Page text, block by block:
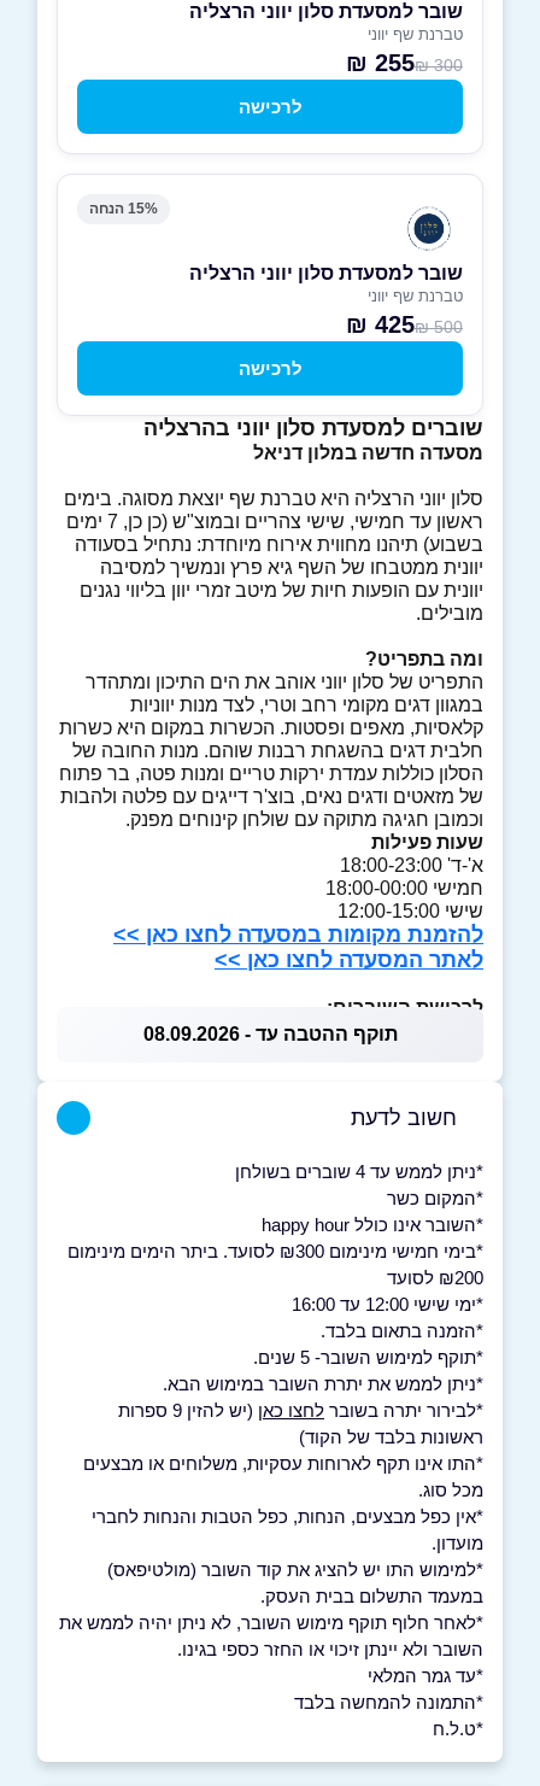
שובר למסעדת סלון יווני הרצליה
טברנת שף יווני
300 ₪
255 ₪
לרכישה
15% הנחה
שובר למסעדת סלון יווני הרצליה
טברנת שף יווני
500 ₪
425 ₪
לרכישה
שוברים למסעדת סלון יווני בהרצליה
מסעדה חדשה במלון דניאל
סלון יווני הרצליה היא טברנת שף יוצאת מסוגה. בימים
ראשון עד חמישי, שישי צהריים ובמוצ"ש (כן כן, 7 ימים
בשבוע) תיהנו מחווית אירוח מיוחדת: נתחיל בסעודה
יוונית ממטבחו של השף גיא פרץ ונמשיך למסיבה
יוונית עם הופעות חיות של מיטב זמרי יוון בליווי נגנים
מובילים.
ומה בתפריט?
התפריט של סלון יווני אוהב את הים התיכון ומתהדר
במגוון דגים מקומי רחב וטרי, לצד מנות יווניות
קלאסיות, מאפים ופסטות. הכשרות במקום היא כשרות
חלבית דגים בהשגחת רבנות שוהם. מנות החובה של
הסלון כוללות עמדת ירקות טריים ומנות פטה, בר פתוח
של מזאטים ודגים נאים, בוצ'ר דייגים עם פלטה ולהבות
וכמובן חגיגה מתוקה עם שולחן קינוחים מפנק.
שעות פעילות
א'-ד' 18:00-23:00
חמישי 18:00-00:00
שישי 12:00-15:00
להזמנת מקומות במסעדה לחצו כאן >>
לאתר המסעדה לחצו כאן >>
לרכישת השוברים:
תוקף ההטבה עד - 08.09.2026
חשוב לדעת
*ניתן לממש עד 4 שוברים בשולחן
*המקום כשר
*השובר אינו כולל happy hour
*בימי חמישי מינימום ₪300 לסועד. ביתר הימים מינימום
₪200 לסועד
*ימי שישי 12:00 עד 16:00
*הזמנה בתאום בלבד.
*תוקף למימוש השובר- 5 שנים.
*ניתן לממש את יתרת השובר במימוש הבא.
*לבירור יתרה בשובר לחצו כאן
(יש להזין 9 ספרות
ראשונות בלבד של הקוד)
*התו אינו תקף לארוחות עסקיות, משלוחים או מבצעים
מכל סוג.
*אין כפל מבצעים, הנחות, כפל הטבות והנחות לחברי
מועדון.
*למימוש התו יש להציג את קוד השובר (מולטיפאס)
במעמד התשלום בבית העסק.
*לאחר חלוף תוקף מימוש השובר, לא ניתן יהיה לממש את
השובר ולא יינתן זיכוי או החזר כספי בגינו.
*עד גמר המלאי
*התמונה להמחשה בלבד
*ט.ל.ח